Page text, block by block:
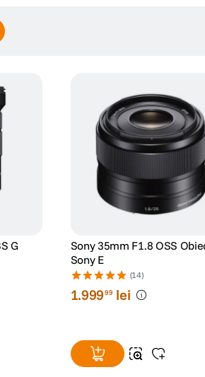
G
Sony 35mm F1.8 OSS
Sony E
(14)
1.99999 lei